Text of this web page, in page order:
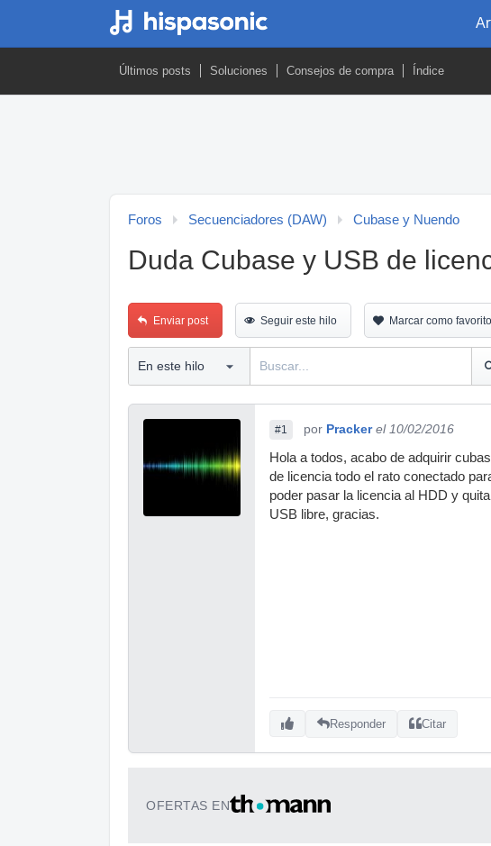
Últimos posts Soluciones Consejos de compra Índice
Foros Secuenciadores (DAW) Cubase y Nuendo
Duda Cubase y USB de
Enviar post Seguir este hilo Marcar como favorito
#1 por Pracker el 10/02/2016
Hola a todos, acabo de adquirir
de licencia todo el rato conectado
poder pasar la licencia al HDD y
USB libre, gracias.
Responder Citar
OFERTAS EN